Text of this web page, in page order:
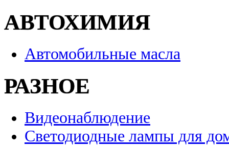
АВТОХИМИЯ
Автомобильные масла
РАЗНОЕ
Видеонаблюдение
Светодиодные лампы для